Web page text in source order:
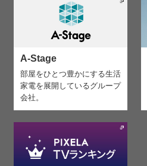
A-Stage
部屋をひとつ豊かにする生活
家電を展開しているグループ
会社。